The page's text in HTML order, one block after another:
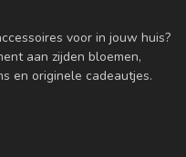
voor in jouw huis?
aan zijden bloemen,
en originele cadeautjes.